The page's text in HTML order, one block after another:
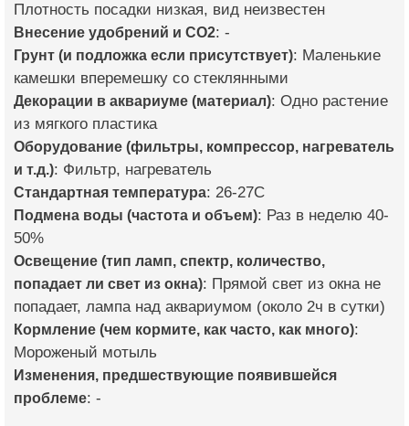
Плотность посадки низкая, вид неизвестен
Внесение удобрений и CO2: -
Грунт (и подложка если присутствует): Маленькие
камешки вперемешку со стеклянными
Декорации в аквариуме (материал): Одно растение
из мягкого пластика
Оборудование (фильтры, компрессор, нагреватель
и т.д.): Фильтр, нагреватель
Стандартная температура: 26-27С
Подмена воды (частота и объем): Раз в неделю 40-
50%
Освещение (тип ламп, спектр, количество,
попадает ли свет из окна): Прямой свет из окна не
попадает, лампа над аквариумом (около 2ч в сутки)
Кормление (чем кормите, как часто, как много):
Мороженый мотыль
Изменения, предшествующие появившейся
проблеме: -